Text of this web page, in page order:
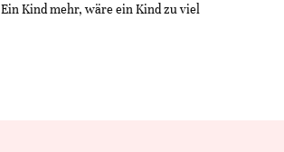
Ein Kind mehr, wäre ein Kind zu viel